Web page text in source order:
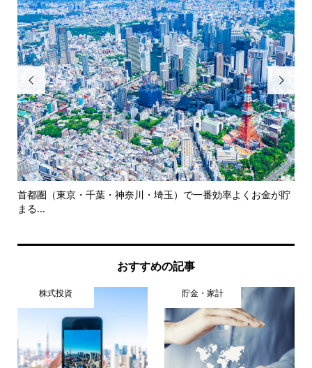

首都圏（東京・千葉・神奈川・埼玉）で一番効率よくお金が貯
まる...

おすすめの記事
株式投資 貯金・家計